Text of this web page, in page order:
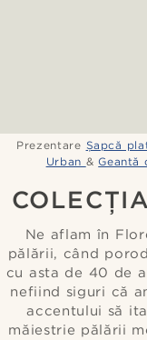
Prezentare Șapcă
Urban &Geantă
Ne aflam în
pălării, când
cu asta de 40 de
nefiind siguri că
accentului să
măiestrie pălării